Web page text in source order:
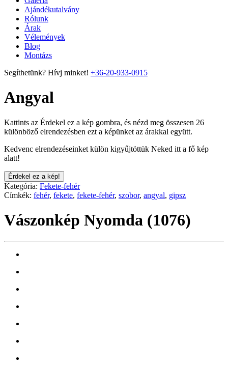
Ajándékutalvány
Rólunk
Árak
Vélemények
Blog
Montázs
Segíthetünk? Hívj minket! +36-20-933-0915
Angyal
Kattints az Érdekel ez a kép gombra, és nézd meg összesen 26
különböző elrendezésben ezt a képünket az árakkal együtt.
Kedvenc elrendezéseinket külön kigyűjtöttük Neked itt a fő kép
alatt!
Érdekel ez a kép!
Kategória: Fekete-fehér
Címkék: fehér, fekete, fekete-fehér, szobor, angyal, gipsz
Vászonkép Nyomda (1076)